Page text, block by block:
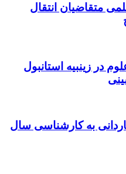
متقاضیان انتقال
در زینبیه استانبول
به کارشناسی‌ سال